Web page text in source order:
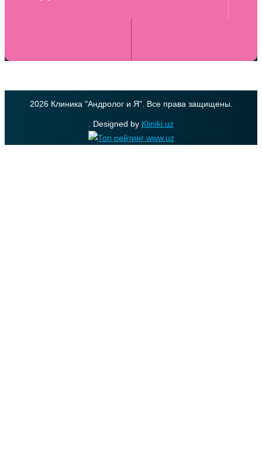
2026 Клиника "Андролог и Я". Все права защищены.
. Designed by Kliniki.uz